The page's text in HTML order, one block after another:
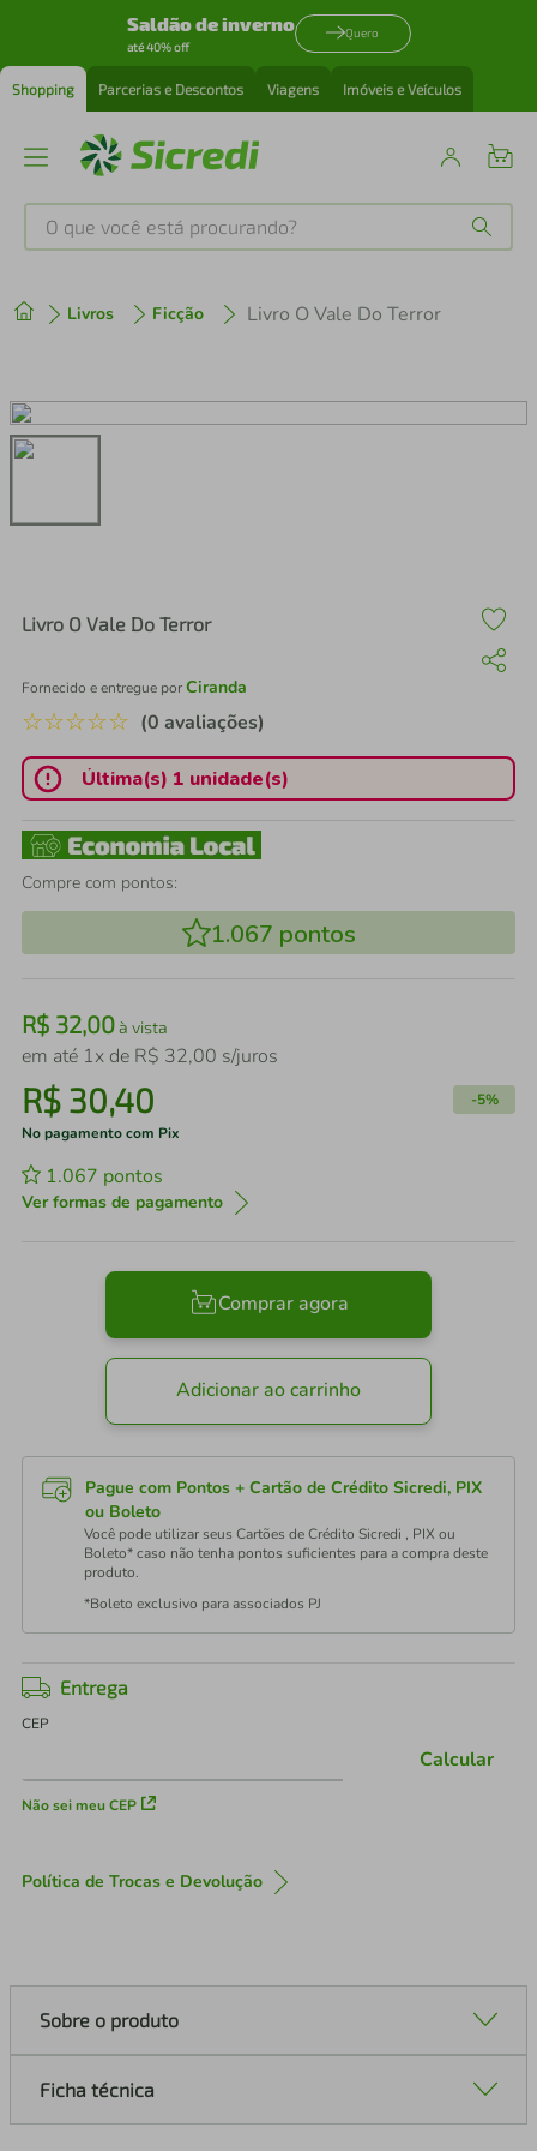
Saldão de inverno
até 40% off
Quero
Shopping Parcerias e Descontos Viagens Imóveis e Veículos
O que você está procurando?
Livros Ficção Livro O Vale Do Terror
Livro O Vale Do Terror
Fornecido e entregue porCiranda
☆☆☆☆☆ (0 avaliações)
Última(s) 1 unidade(s)
Compre com pontos:
1.067 pontos
R$ 32,00à vista
em até 1x de R$ 32,00 s/juros
R$ 30,40 -5%
No pagamento com Pix
1.067 pontos
Ver formas de pagamento
Comprar agora
Adicionar ao carrinho
Pague com Pontos + Cartão de Crédito Sicredi, PIX
ou Boleto
Você pode utilizar seus Cartões de Crédito Sicredi , PIX ou
Boleto* caso não tenha pontos suficientes para a compra deste
produto.
*Boleto exclusivo para associados PJ
Entrega
CEP
Não sei meu CEP
Calcular
Política de Trocas e Devolução
Sobre o produto
Ficha técnica
2º cafeteira